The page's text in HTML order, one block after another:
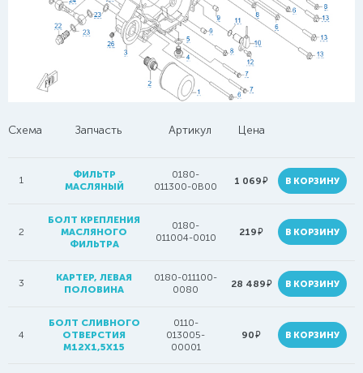
Схема Запчасть Артикул Цена
1
ФИЛЬТР
МАСЛЯНЫЙ
0180-
011300-0B00
1 069руб. В КОРЗИНУ
2
БОЛТ КРЕПЛЕНИЯ
МАСЛЯНОГО
ФИЛЬТРА
0180-
011004-0010
219руб. В КОРЗИНУ
3
КАРТЕР, ЛЕВАЯ
ПОЛОВИНА
0180-011100-
0080
28 489руб. В КОРЗИНУ
4
БОЛТ СЛИВНОГО
ОТВЕРСТИЯ
М12Х1,5Х15
0110-
013005-
00001
90руб. В КОРЗИНУ